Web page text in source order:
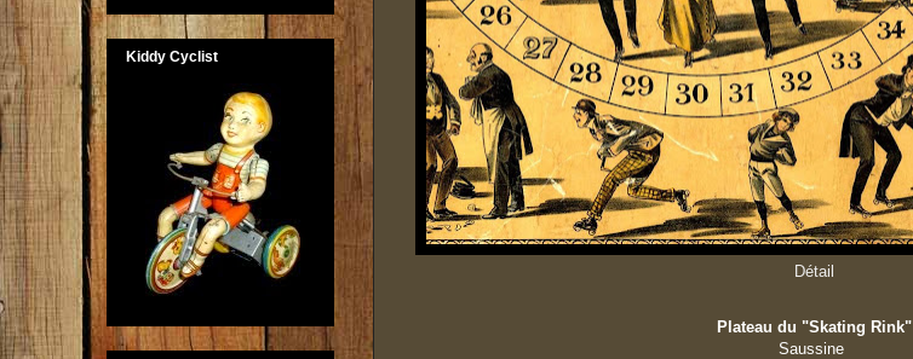
Détail
Plateau du "Skating Rink"
Saussine
Kiddy Cyclist